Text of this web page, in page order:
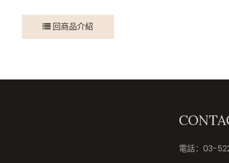
回商品介紹
電話：03-